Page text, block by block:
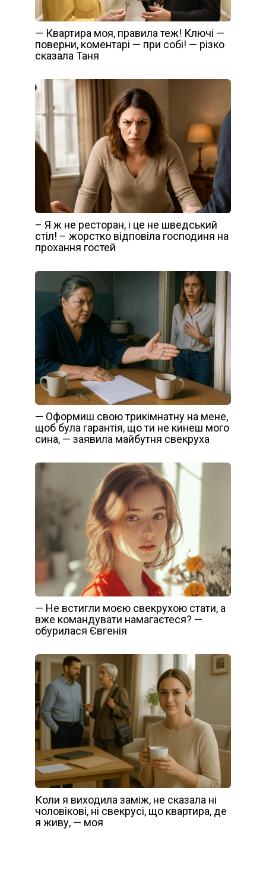
— Квартира моя, правила теж! Ключі —
поверни, коментарі — при собі! — різко
сказала Таня
– Я ж не ресторан, і це не шведський
стіл! – жорстко відповіла господиня на
прохання гостей
— Оформиш свою трикімнатну на мене,
щоб була гарантія, що ти не кинеш мого
сина, — заявила майбутня свекруха
— Не встигли моєю свекрухою стати, а
вже командувати намагаєтеся? —
обурилася Євгенія
Коли я виходила заміж, не сказала ні
чоловікові, ні свекрусі, що квартира, де
я живу, — моя